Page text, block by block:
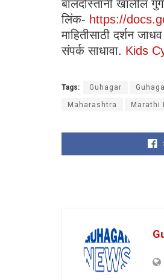
बालदोस्तांनी खालील
लिंक- https://
माहितीसाठी दर्शन
संपर्क साधावा. Kids
Tags: Guhagar
Maharashtra Marathi